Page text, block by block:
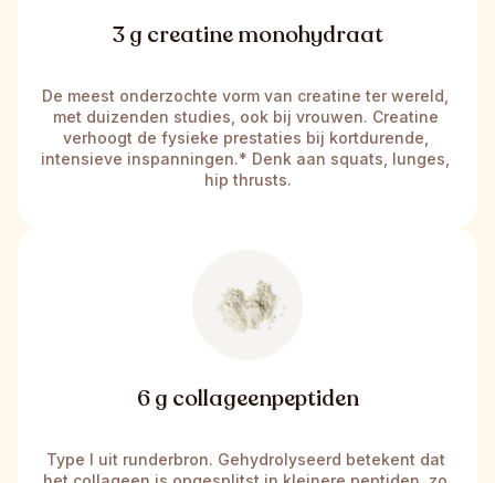
3 g creatine monohydraat
De meest onderzochte vorm van creatine ter wereld,
met duizenden studies, ook bij vrouwen. Creatine
verhoogt de fysieke prestaties bij kortdurende,
intensieve inspanningen.* Denk aan squats, lunges,
hip thrusts.
6 g collageenpeptiden
Type I uit runderbron. Gehydrolyseerd betekent dat